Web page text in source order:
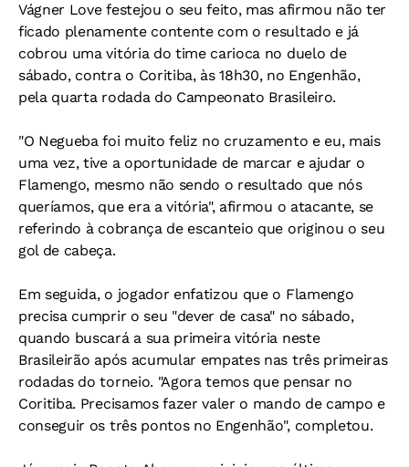
Vágner Love festejou o seu feito, mas afirmou não ter
ficado plenamente contente com o resultado e já
cobrou uma vitória do time carioca no duelo de
sábado, contra o Coritiba, às 18h30, no Engenhão,
pela quarta rodada do Campeonato Brasileiro.
"O Negueba foi muito feliz no cruzamento e eu, mais
uma vez, tive a oportunidade de marcar e ajudar o
Flamengo, mesmo não sendo o resultado que nós
queríamos, que era a vitória", afirmou o atacante, se
referindo à cobrança de escanteio que originou o seu
gol de cabeça.
Em seguida, o jogador enfatizou que o Flamengo
precisa cumprir o seu "dever de casa" no sábado,
quando buscará a sua primeira vitória neste
Brasileirão após acumular empates nas três primeiras
rodadas do torneio. "Agora temos que pensar no
Coritiba. Precisamos fazer valer o mando de campo e
conseguir os três pontos no Engenhão", completou.